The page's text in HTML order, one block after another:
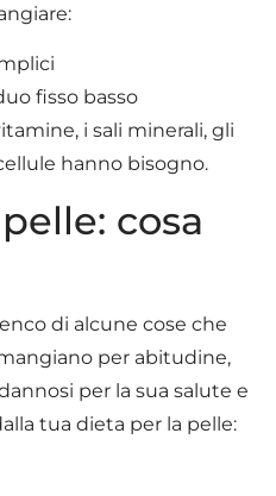
fisso basso
i sali minerali, gli
hanno bisogno.
cosa
di alcune cose che
per abitudine,
per la sua salute e
tua dieta per la pelle: